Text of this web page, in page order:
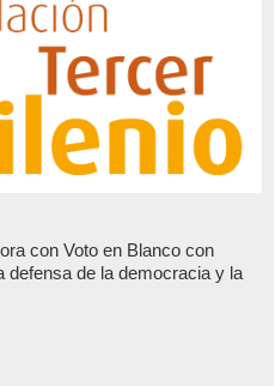
con Voto en Blanco con
defensa de la democracia y la